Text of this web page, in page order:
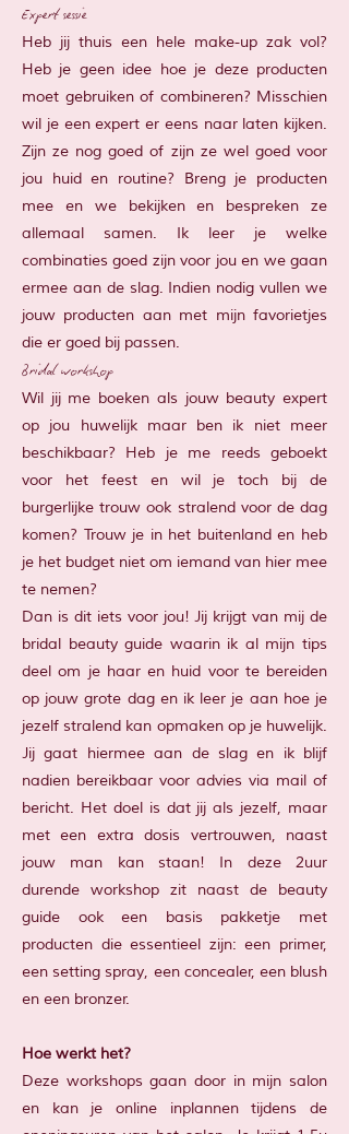
Expert sessie
Heb jij thuis een hele make-up zak vol?
Heb je geen idee hoe je deze producten
moet gebruiken of combineren? Misschien
wil je een expert er eens naar laten kijken.
Zijn ze nog goed of zijn ze wel goed voor
jou huid en routine? Breng je producten
mee en we bekijken en bespreken ze
allemaal samen. Ik leer je welke
combinaties goed zijn voor jou en we gaan
ermee aan de slag. Indien nodig vullen we
jouw producten aan met mijn favorietjes
die er goed bij passen.
Bridal workshop
Wil jij me boeken als jouw beauty expert
op jou huwelijk maar ben ik niet meer
beschikbaar? Heb je me reeds geboekt
voor het feest en wil je toch bij de
burgerlijke trouw ook stralend voor de dag
komen? Trouw je in het buitenland en heb
je het budget niet om iemand van hier mee
te nemen?
Dan is dit iets voor jou! Jij krijgt van mij de
bridal beauty guide waarin ik al mijn tips
deel om je haar en huid voor te bereiden
op jouw grote dag en ik leer je aan hoe je
jezelf stralend kan opmaken op je huwelijk.
Jij gaat hiermee aan de slag en ik blijf
nadien bereikbaar voor advies via mail of
bericht. Het doel is dat jij als jezelf, maar
met een extra dosis vertrouwen, naast
jouw man kan staan! In deze 2uur
durende workshop zit naast de beauty
guide ook een basis pakketje met
producten die essentieel zijn: een primer,
een setting spray, een concealer, een blush
en een bronzer.
Hoe werkt het?
Deze workshops gaan door in mijn salon
en kan je online inplannen tijdens de